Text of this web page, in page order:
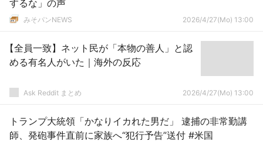
するな」の声
みそパンNEWS 2026/4/27(Mo) 13:00
【全員一致】ネット民が「本物の善人」と認
める有名人がいた｜海外の反応
Ask Reddit まとめ 2026/4/27(Mo) 13:00
トランプ大統領「かなりイカれた男だ」 逮捕の非常勤講
師、発砲事件直前に家族へ“犯行予告”送付 #米国